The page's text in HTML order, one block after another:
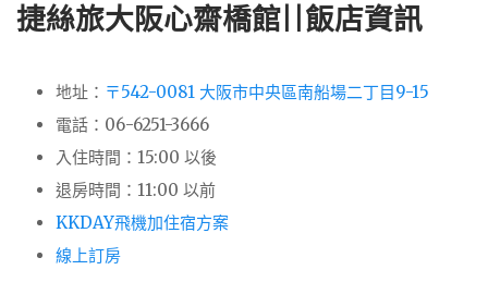
捷絲旅大阪心齋橋館||飯店資訊
地址： 〒542-0081 大阪市中央區南船場二丁目9-15
電話：06-6251-3666
入住時間：15:00 以後
退房時間：11:00 以前
KKDAY飛機加住宿方案
線上訂房